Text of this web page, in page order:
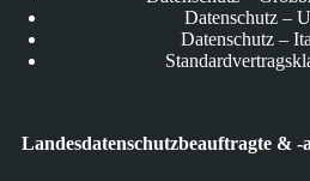
Datenschutz –
Datenschutz –
Landesdatenschutzbeauftragte & -